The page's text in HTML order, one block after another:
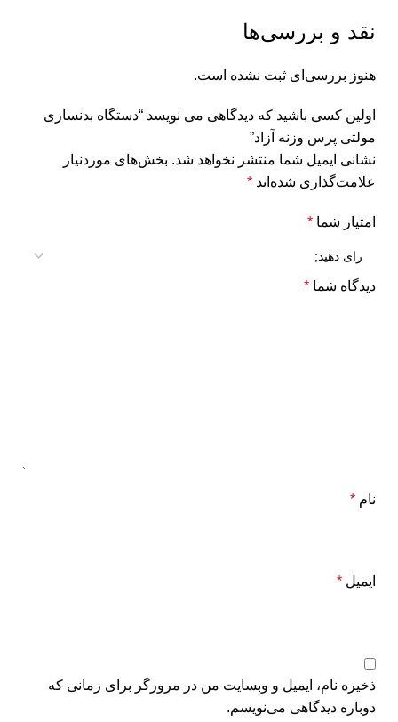
نقد و بررسی‌ها
هنوز بررسی‌ای ثبت نشده است.
اولین کسی باشید که دیدگاهی می نویسد “دستگاه بدنسازی
مولتی پرس وزنه آزاد”
نشانی ایمیل شما منتشر نخواهد شد. بخش‌های موردنیاز
علامت‌گذاری شده‌اند *
امتیاز شما *
دیدگاه شما *
نام *
ایمیل *
ذخیره نام، ایمیل و وبسایت من در مرورگر برای زمانی که
دوباره دیدگاهی می‌نویسم.